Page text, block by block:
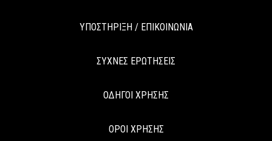
ΥΠΟΣΤΗΡΙΞΗ / ΕΠΙΚΟΙΝΩΝΙΑ
ΣΥΧΝΕΣ ΕΡΩΤΗΣΕΙΣ
ΟΔΗΓΟΙ ΧΡΗΣΗΣ
ΟΡΟΙ ΧΡΗΣΗΣ